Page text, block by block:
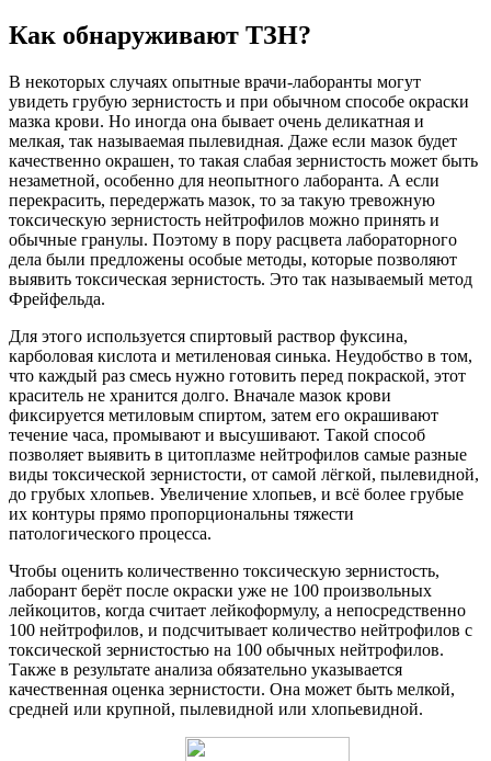
Как обнаруживают ТЗН?
В некоторых случаях опытные врачи-лаборанты могут
увидеть грубую зернистость и при обычном способе окраски
мазка крови. Но иногда она бывает очень деликатная и
мелкая, так называемая пылевидная. Даже если мазок будет
качественно окрашен, то такая слабая зернистость может быть
незаметной, особенно для неопытного лаборанта. А если
перекрасить, передержать мазок, то за такую тревожную
токсическую зернистость нейтрофилов можно принять и
обычные гранулы. Поэтому в пору расцвета лабораторного
дела были предложены особые методы, которые позволяют
выявить токсическая зернистость. Это так называемый метод
Фрейфельда.
Для этого используется спиртовый раствор фуксина,
карболовая кислота и метиленовая синька. Неудобство в том,
что каждый раз смесь нужно готовить перед покраской, этот
краситель не хранится долго. Вначале мазок крови
фиксируется метиловым спиртом, затем его окрашивают
течение часа, промывают и высушивают. Такой способ
позволяет выявить в цитоплазме нейтрофилов самые разные
виды токсической зернистости, от самой лёгкой, пылевидной,
до грубых хлопьев. Увеличение хлопьев, и всё более грубые
их контуры прямо пропорциональны тяжести
патологического процесса.
Чтобы оценить количественно токсическую зернистость,
лаборант берёт после окраски уже не 100 произвольных
лейкоцитов, когда считает лейкоформулу, а непосредственно
100 нейтрофилов, и подсчитывает количество нейтрофилов с
токсической зернистостью на 100 обычных нейтрофилов.
Также в результате анализа обязательно указывается
качественная оценка зернистости. Она может быть мелкой,
средней или крупной, пылевидной или хлопьевидной.